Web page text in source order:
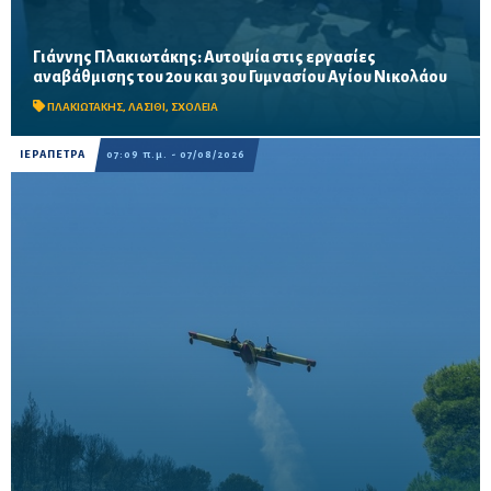
Γιάννης Πλακιωτάκης: Αυτοψία στις εργασίες
αναβάθμισης του 2ου και 3ου Γυμνασίου Αγίου Νικολάου
ΠΛΑΚΙΩΤΑΚΗΣ, ΛΑΣΙΘΙ, ΣΧΟΛΕΙΑ
Οι παρεμβάσεις του προγράμματος «Μαριέττα Γιαννάκου»
αναμένεται να ολοκληρωθούν πριν από τη νέα σχολική χρονιά –
Προβλέπονται ανακαινίσεις αιθουσών, αύλειων και...
ΙΕΡΑΠΕΤΡΑ 07:09 π.μ. - 07/08/2026